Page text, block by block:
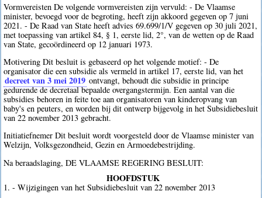
Vormvereisten De volgende vormvereisten zijn vervuld: - De Vlaamse
minister, bevoegd voor de begroting, heeft zijn akkoord gegeven op 7 juni
2021. - De Raad van State heeft advies 69.699/1/V gegeven op 30 juli 2021,
met toepassing van artikel 84, § 1, eerste lid, 2°, van de wetten op de Raad
van State, gecoördineerd op 12 januari 1973.
Motivering Dit besluit is gebaseerd op het volgende motief: - De
organisator die een subsidie als vermeld in artikel 17, eerste lid, van het
decreet van 3 mei 2019 ontvangt, behoudt die subsidie in principe
gedurende de decretaal bepaalde overgangstermijn. Een aantal van die
subsidies behoren in feite toe aan organisatoren van kinderopvang van
baby's en peuters, en worden bij dit ontwerp bijgevolg in het Subsidiebesluit
van 22 november 2013 gebracht.
Initiatiefnemer Dit besluit wordt voorgesteld door de Vlaamse minister van
Welzijn, Volksgezondheid, Gezin en Armoedebestrijding.
Na beraadslaging, DE VLAAMSE REGERING BESLUIT:
HOOFDSTUK
1. - Wijzigingen van het Subsidiebesluit van 22 november 2013